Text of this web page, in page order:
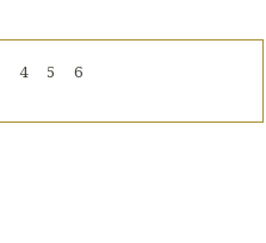
4 5
6